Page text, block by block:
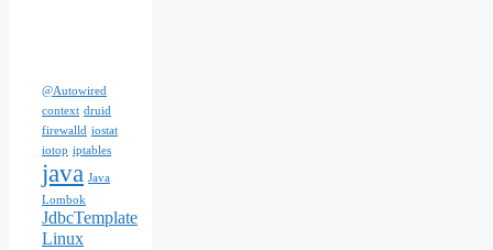
@Autowired
context druid
firewalld iostat
iotop iptables
java Java
Lombok
JdbcTemplate
Linux